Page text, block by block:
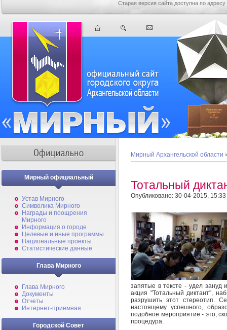
Старая версия сайта доступна по адресу
Мирный официальный
Устав Мирного
Символика Мирного
Награды и поощрения
Мирного
Информация о городе
Целевые и иные программы
Национальные проекты
Статистические данные
Глава Мирного
Глава Мирного
Документы
Отчеты
Интернет-приемная
Городской Совет
Мирный Архангельской области
Тотальный
Опубликовано: 30-04-2015, 15:33
запятые в тексте - удел зануд
акция "Тотальный диктант",
разрушить этот стереотип.
настоящему успешного,
подобное мероприятие - это,
процедура.